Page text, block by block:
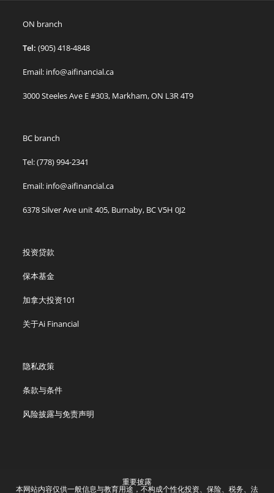
ON branch
Tel:(905) 418-4848
Email: info@aifinancial.ca
3000 Steeles Ave E #303, Markham, ON L3R 4T9
BC branch
Tel: (778) 994-2341
Email: info@aifinancial.ca
6378 Silver Ave unit 405, Burnaby, BC V5H 0J2
投资贷款
保本基金
加拿大投资101
关于Ai Financial
隐私政策
条款与条件
风险披露与免责声明
重要披露
本网站内容仅供一般信息与教育用途，不构成个性化投资、保险、税务、法